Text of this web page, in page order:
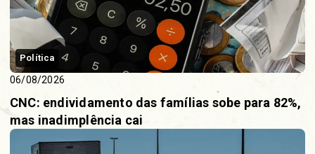
Política
06/08/2026
CNC: endividamento das famílias sobe para 82%,
mas inadimplência cai